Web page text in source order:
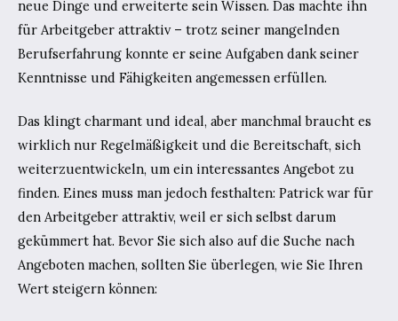
neue Dinge und erweiterte sein Wissen. Das machte ihn
für Arbeitgeber attraktiv – trotz seiner mangelnden
Berufserfahrung konnte er seine Aufgaben dank seiner
Kenntnisse und Fähigkeiten angemessen erfüllen.
Das klingt charmant und ideal, aber manchmal braucht es
wirklich nur Regelmäßigkeit und die Bereitschaft, sich
weiterzuentwickeln, um ein interessantes Angebot zu
finden. Eines muss man jedoch festhalten: Patrick war für
den Arbeitgeber attraktiv, weil er sich selbst darum
gekümmert hat. Bevor Sie sich also auf die Suche nach
Angeboten machen, sollten Sie überlegen, wie Sie Ihren
Wert steigern können: